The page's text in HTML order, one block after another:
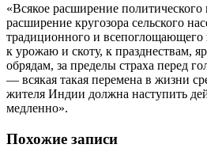
«Всякое расширение
расширение кругозора сельского
традиционного и всепоглощающего
к урожаю и скоту, к празднествам,
обрядам, за пределы страха перед
— всякая такая перемена в жизни
жителя Индии должна наступить
медленно».
Похожие записи